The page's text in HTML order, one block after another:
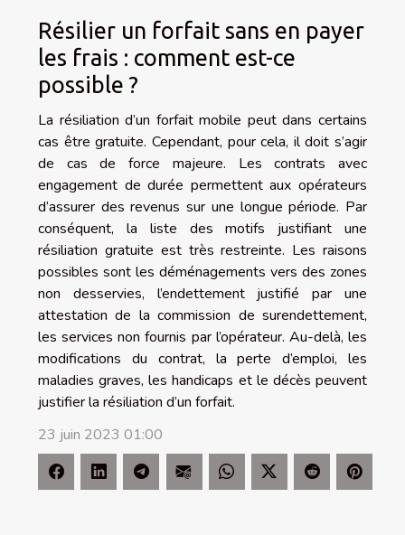
Résilier un forfait sans en payer
les frais : comment est-ce
possible ?
La résiliation d’un forfait mobile peut dans certains
cas être gratuite. Cependant, pour cela, il doit s’agir
de cas de force majeure. Les contrats avec
engagement de durée permettent aux opérateurs
d’assurer des revenus sur une longue période. Par
conséquent, la liste des motifs justifiant une
résiliation gratuite est très restreinte. Les raisons
possibles sont les déménagements vers des zones
non desservies, l’endettement justifié par une
attestation de la commission de surendettement,
les services non fournis par l’opérateur. Au-delà, les
modifications du contrat, la perte d’emploi, les
maladies graves, les handicaps et le décès peuvent
justifier la résiliation d’un forfait.
23 juin 2023 01:00